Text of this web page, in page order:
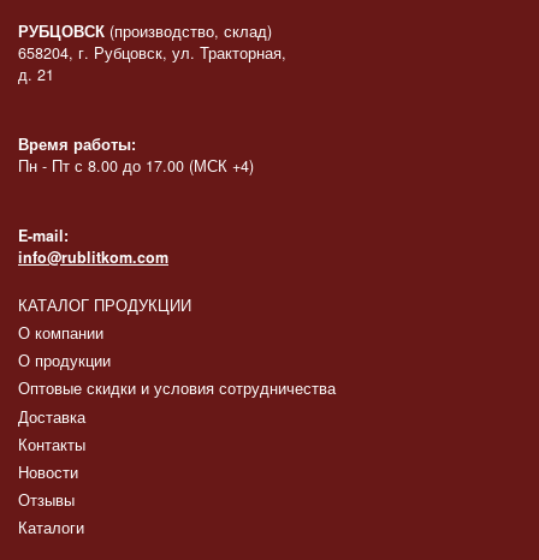
РУБЦОВСК (производство, склад)
658204, г. Рубцовск, ул. Тракторная,
д. 21
Время работы:
Пн - Пт с 8.00 до 17.00 (МСК +4)
E-mail:
info@rublitkom.com
КАТАЛОГ ПРОДУКЦИИ
О компании
О продукции
Оптовые скидки и условия сотрудничества
Доставка
Контакты
Новости
Отзывы
Каталоги